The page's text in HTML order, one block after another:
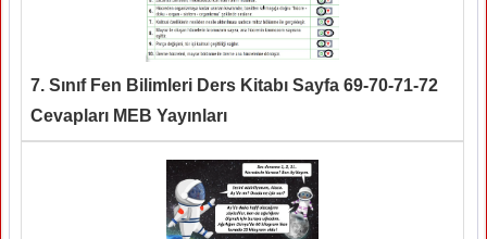
7. Sınıf Fen Bilimleri Ders Kitabı Sayfa 69-70-71-72
Cevapları MEB Yayınları